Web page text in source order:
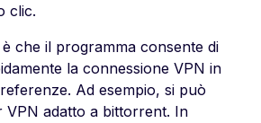
clic.
che il programma consente di
la connessione VPN in
Ad esempio, si può
VPN adatto a bittorrent. In